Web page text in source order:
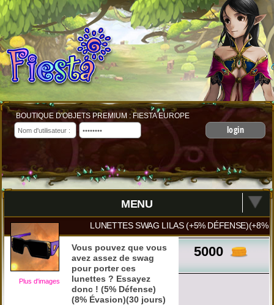
BOUTIQUE D'OBJETS PREMIUM : FIESTA EUROPE
login
MENU
LUNETTES SWAG LILAS (+5% DÉFENSE)(+8%
5000
Plus d'images
Vous pouvez que vous
avez assez de swag
pour porter ces
lunettes ? Essayez
donc ! (5% Défense)
(8% Évasion)(30 jours)